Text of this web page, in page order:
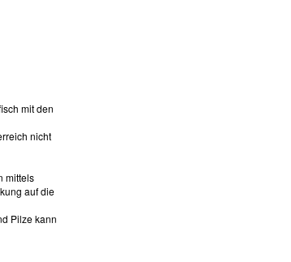
mit den
nicht
mittels
auf die
Pilze kann